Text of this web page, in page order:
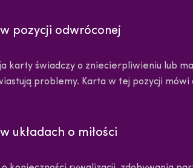
pozycji odwróconej
karty świadczy o zniecierpliwieniu lub
problemy. Karta w tej pozycji
układach o miłości